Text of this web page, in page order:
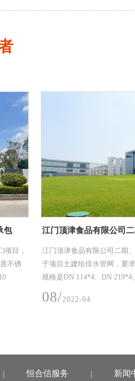
包
项目，
不锈
江门顶津食品有限公司
江门顶津食品有限公司二期
于项目土建给排水管网，要
规格是DN 114*4、DN 219*4
08/2022-04
| 恒合信服务 | 新闻